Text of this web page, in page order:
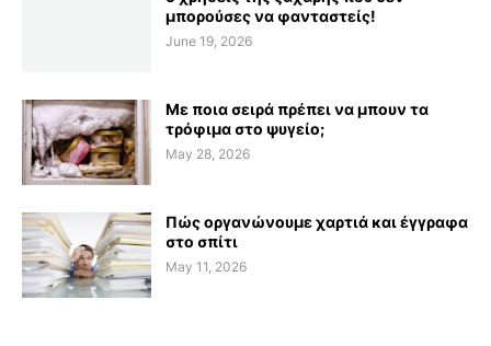
μπορούσες να φανταστείς!
June 19, 2026
Με ποια σειρά πρέπει να μπουν τα
τρόφιμα στο ψυγείο;
May 28, 2026
Πώς οργανώνουμε χαρτιά και έγγραφα
στο σπίτι
May 11, 2026